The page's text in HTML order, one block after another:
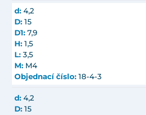
d: 4,2
D: 15
D1: 7,9
H: 1,5
L: 3,5
M: M4
Objednací číslo: 18-4-3
d: 4,2
D: 15